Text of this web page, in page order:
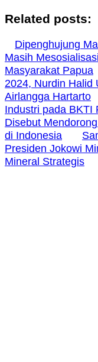
Related posts:
Dipenghujung
Masih
Masyarakat Papua
2024, Nurdin Halid
Airlangga Hartarto
Industri pada BKTI
Disebut
di Indonesia
Presiden Jokowi
Mineral Strategis